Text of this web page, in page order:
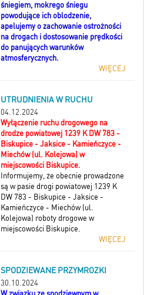
śniegiem, mokrego śniegu
powodujące ich oblodzenie,
apelujemy o zachowanie ostrożności
na drogach i dostosowanie prędkości
do panujących warunków
atmosferycznych.
WIĘCEJ
UTRUDNIENIA W RUCHU
04.12.2024
Wyłączenie ruchu drogowego na
drodze powiatowej 1239 K DW 783 -
Biskupice - Jaksice - Kamieńczyce -
Miechów (ul. Kolejowa) w
miejscowości Biskupice.
Informujemy, że obecnie prowadzone
są w pasie drogi powiatowej 1239 K
DW 783 - Biskupice - Jaksice -
Kamieńczyce - Miechów (ul.
Kolejowa) roboty drogowe w
miejscowości Biskupice.
WIĘCEJ
SPODZIEWANE PRZYMROZKI
30.10.2024